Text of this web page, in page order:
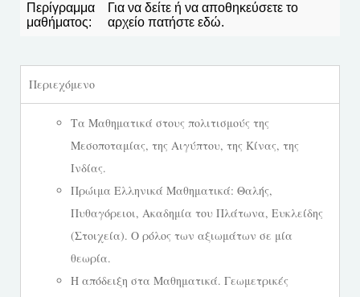
Περίγραμμα
μαθήματος:
Για να δείτε ή να αποθηκεύσετε το
αρχείο πατήστε εδώ.
Περιεχόμενο
Τα Μαθηματικά στους πολιτισμούς της
Μεσοποταμίας, της Αιγύπτου, της Κίνας, της
Ινδίας.
Πρώιμα Ελληνικά Μαθηματικά: Θαλής,
Πυθαγόρειοι, Ακαδημία του Πλάτωνα, Ευκλείδης
(Στοιχεία). Ο ρόλος των αξιωμάτων σε μία
θεωρία.
Η απόδειξη στα Μαθηματικά. Γεωμετρικές